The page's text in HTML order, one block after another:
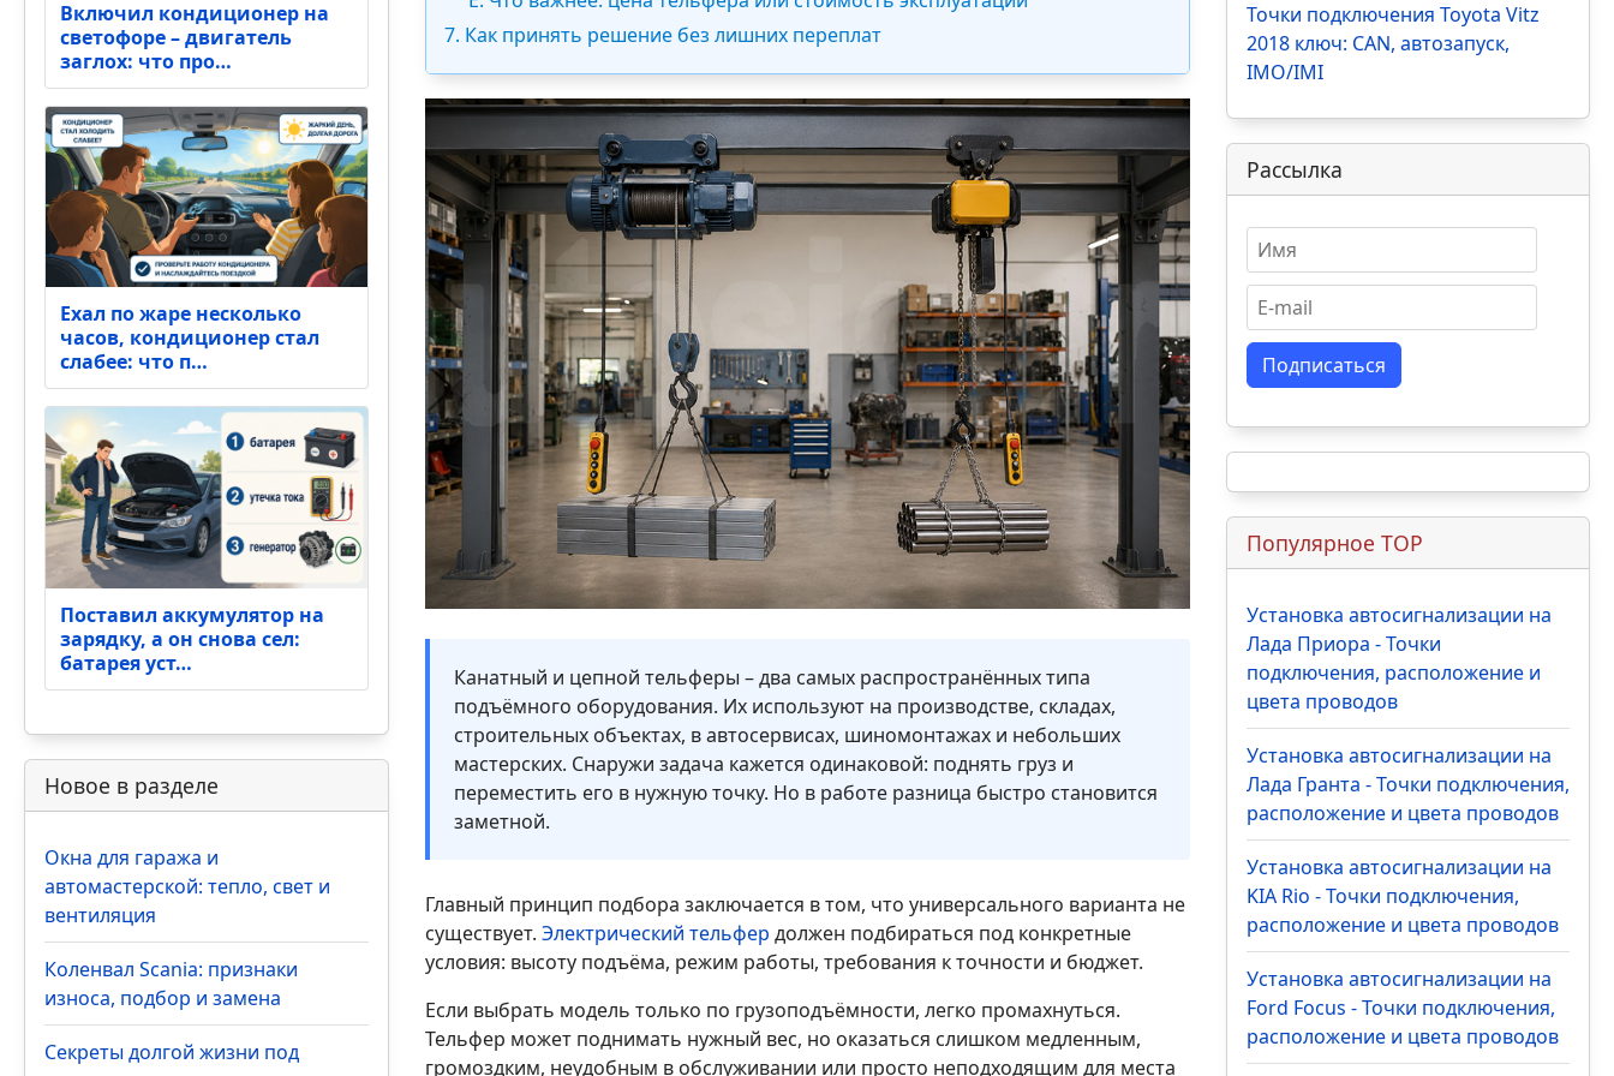
Включил кондиционер на
светофоре – двигатель
заглох: что про…
Ехал по жаре несколько
часов, кондиционер стал
слабее: что п…
Поставил аккумулятор на
зарядку, а он снова сел:
батарея уст…
Новое в разделе
Окна для гаража и
автомастерской: тепло, свет и
вентиляция
Коленвал Scania: признаки
износа, подбор и замена
Секреты долгой жизни под
7. Как принять решение без лишних переплат
Канатный и цепной тельферы – два самых распространённых типа
подъёмного оборудования. Их используют на производстве, складах,
строительных объектах, в автосервисах, шиномонтажах и небольших
мастерских. Снаружи задача кажется одинаковой: поднять груз и
переместить его в нужную точку. Но в работе разница быстро становится
заметной.
Главный принцип подбора заключается в том, что универсального варианта не
существует. Электрический тельфер должен подбираться под конкретные
условия: высоту подъёма, режим работы, требования к точности и бюджет.
Если выбрать модель только по грузоподъёмности, легко промахнуться.
Тельфер может поднимать нужный вес, но оказаться слишком медленным,
громоздким, неудобным в обслуживании или просто неподходящим для места
Точки подключения Toyota Vitz
2018 ключ: CAN, автозапуск,
IMO/IMI
Рассылка
Подписаться
Популярное TOP
Установка автосигнализации на
Лада Приора - Точки
подключения, расположение и
цвета проводов
Установка автосигнализации на
Лада Гранта - Точки подключения,
расположение и цвета проводов
Установка автосигнализации на
KIA Rio - Точки подключения,
расположение и цвета проводов
Установка автосигнализации на
Ford Focus - Точки подключения,
расположение и цвета проводов